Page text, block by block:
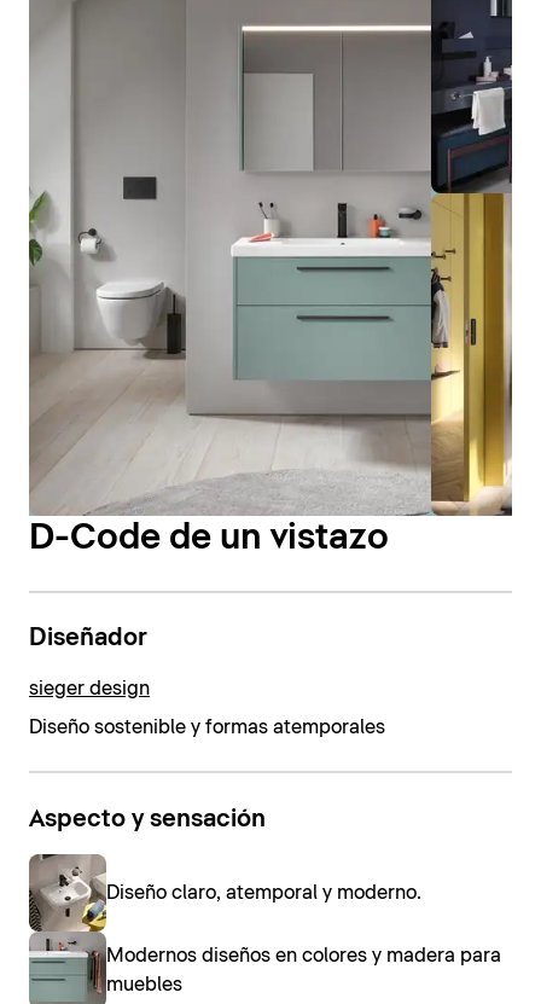
D-Code de un vistazo
Diseñador
sieger design
Diseño sostenible y formas atemporales
Aspecto y sensación
Diseño claro, atemporal y moderno.
Modernos diseños en colores y madera para
muebles